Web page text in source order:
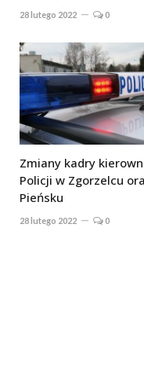
28 lutego 2022 0
Zmiany kadry
Policji w Zgorzelcu
Pieńsku
28 lutego 2022 0